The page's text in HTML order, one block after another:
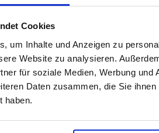
Cookies
um Inhalte und Anzeigen zu
Website zu analysieren.
für soziale Medien, Werbung
Daten zusammen, die Sie
haben.